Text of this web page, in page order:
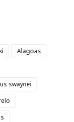
Alagoas
swaynei